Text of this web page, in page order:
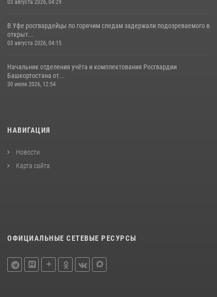
03 августа 2026, 04:29
В Уфе росгвардейцы по горячим следам задержали подозреваемого в
открыт...
03 августа 2026, 04:15
Начальник отделения учёта и комплектования Росгвардии
Башкортостана от...
30 июля 2026, 12:54
НАВИГАЦИЯ
Новости
Карта сайта
ОФИЦИАЛЬНЫЕ СЕТЕВЫЕ РЕСУРСЫ